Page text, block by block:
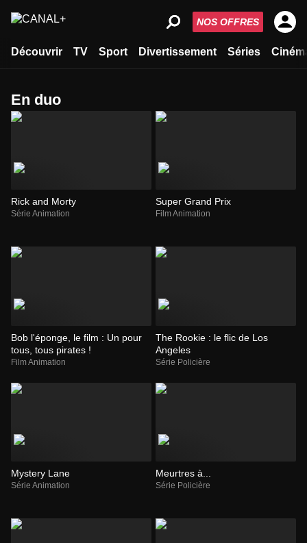
Découvrir TV Sport Divertissement Séries
NOS OFFRES
en duo
Rick and Morty
Série Animation
Super Grand Prix
Film Animation
Bob l'éponge, le film : Un pour
tous, tous pirates !
Film Animation
The Rookie : le flic de Los
Angeles
Série Policière
Mystery Lane
Série Animation
Meurtres à...
Série Policière